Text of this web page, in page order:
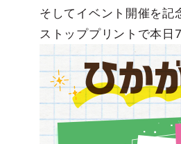
そしてイベント開催を記
ストッププリントで本日